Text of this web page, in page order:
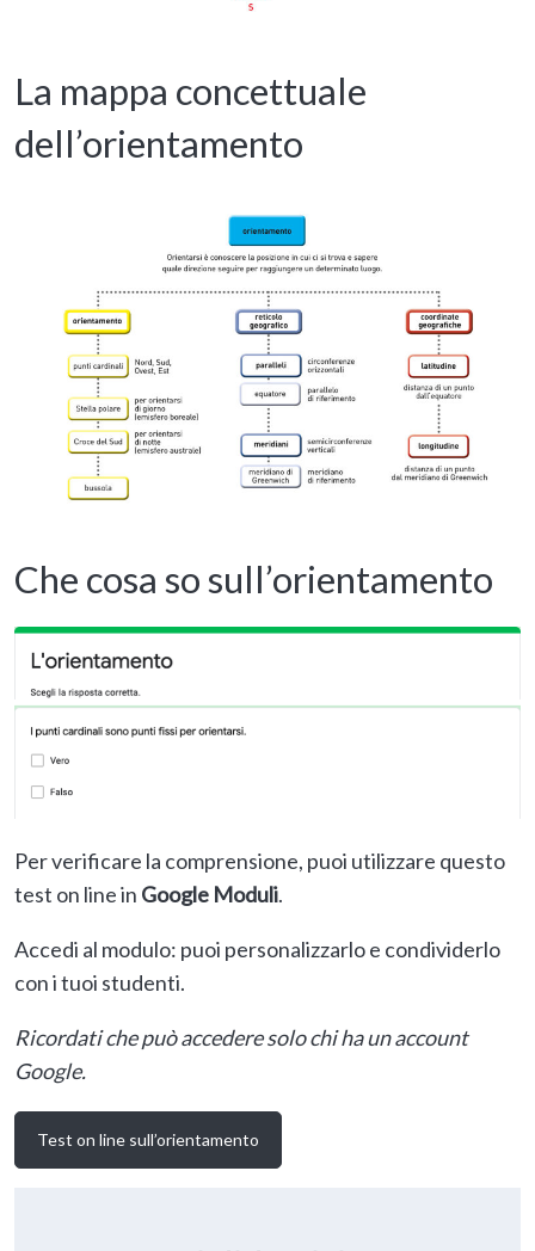
La mappa concettuale
dell’orientamento
Che cosa so sull’orientamento
Per verificare la comprensione, puoi utilizzare questo
test on line in Google Moduli.
Accedi al modulo: puoi personalizzarlo e condividerlo
con i tuoi studenti.
Ricordati che può accedere solo chi ha un account
Google.
Test on line sull’orientamento